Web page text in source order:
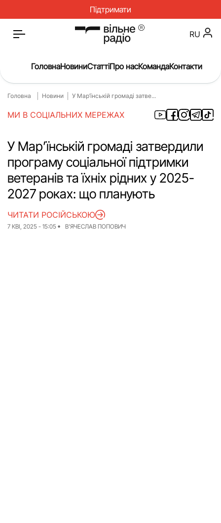
Підтримати
Головна
Окупація
Про нас
Війна
Гроші
Освіта
Інструкції
Медицина
ЖКГ
Історія
RU
ГоловнаНовиниСтаттіПро насКомандаКонтакти
Головна Новини У Мар’їнській громаді затве...
МИ В СОЦІАЛЬНИХ МЕРЕЖАХ
У Мар’їнській громаді затвердили
програму соціальної підтримки
ветеранів та їхніх рідних у 2025-
2027 роках: що планують
7 КВІ, 2025 - 15:05 В'ЯЧЕСЛАВ ПОПОВИЧ
ЧИТАТИ РОСІЙСЬКОЮ